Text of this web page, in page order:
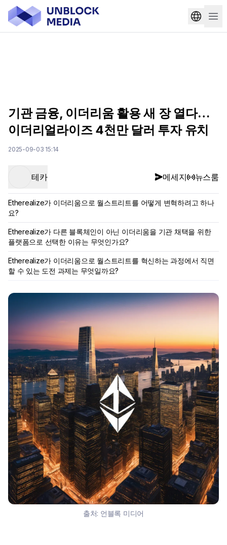
기관 금융, 이더리움 활용 새 장 열다…
이더리얼라이즈 4천만 달러 투자 유치
2025-09-03 15:14
테카 메세지 뉴스룸
Etherealize가 이더리움으로 월스트리트를 어떻게 변혁하려고 하나
요?
Etherealize가 다른 블록체인이 아닌 이더리움을 기관 채택을 위한
플랫폼으로 선택한 이유는 무엇인가요?
Etherealize가 이더리움으로 월스트리트를 혁신하는 과정에서 직면
할 수 있는 도전 과제는 무엇일까요?
출처: 언블록 미디어